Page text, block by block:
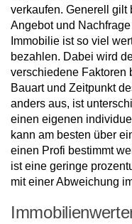
verkaufen. Generell gilt
Angebot und
Immobilie ist so viel
bezahlen. Dabei wird
verschiedene Faktoren
Bauart und Zeitpunkt
anders aus, ist
einen eigenen
kann am besten über
einen Profi bestimmt
ist eine geringe
mit einer Abweichung